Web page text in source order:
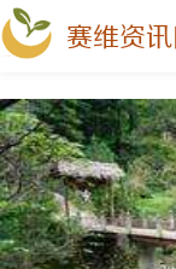
赛维资